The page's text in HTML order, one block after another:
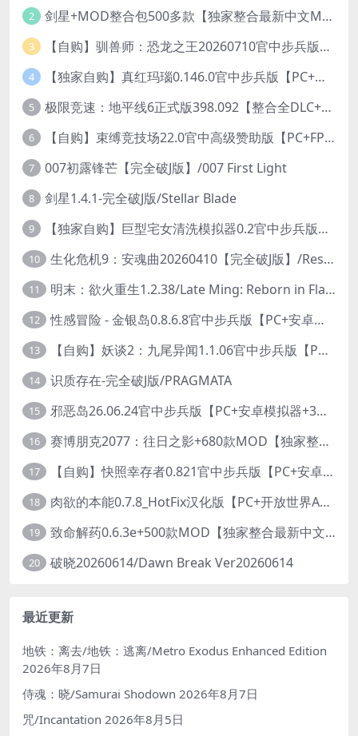
2 剑星+MOD整合包500多款【独家整合最新中文MOD管理器+可直连N网下载2000+MOD+集成CNS一键换肤】/Stellar Blade MOD Ver2026.5.18
3 【自购】驯兽师：恐龙之王20260710官中步兵版+全DLC【PC+安卓模拟器+3D大型生存SLG/动作冒险】/Tamer: King of Dinosaurs【19.6G】
4 【独家自购】真红玛瑙0.146.0官中步兵版【PC+安卓模拟器+ACT神作+存档+作弊】/纯净的红玛瑙/Pure Onyx【3.14G】
5 极限竞速：地平线6正式版398.092【整合全DLC+614辆车存档】/Forza Horizon 6
6 【自购】束缚竞技场22.0官中高级赞助版【PC+FPS枪战射击/ACT动作/捏人/团队】/Bondage Arena Premium【43.7G】
7 007初露锋芒【完全破J版】/007 First Light
8 剑星1.4.1-完全破J版/Stellar Blade
9 【独家自购】巨型宅女清洗模拟器0.2官中步兵版【PC+安卓模拟器+3D互动SLG/开放世界/2026.6.6日新作】/巨人老婆清洗模拟器/Giant Waifu Wash Simulator【3G】
10 生化危机9：安魂曲20260410【完全破J版】/Resident Evil Requiem 9
11 明末：欲火重生1.2.38/Late Ming: Reborn in Flames
12 性感冒险 - 金银岛0.8.6.8官中步兵版【PC+安卓模拟器+3D生存冒险/开放世界/精品沙盒/扶她】/ Sensual Adventures - Treasure Island【9.3G】
13 【自购】妖谈2：九尾异闻1.1.06官中步兵版【PC+安卓模拟器+植物大战僵尸H版+塔防SLG】/Yokai Art 2- Tales of the Nine-Tails【4.13G】
14 识质存在-完全破J版/PRAGMATA
15 邪恶岛26.06.24官中步兵版【PC+安卓模拟器+3D大型生存/动作ACT/开放世界】/Wicked Island【7.53G】
16 赛博朋克2077：往日之影+680款MOD【独家整合最新中文MOD管理器+在线下载1.7万N网MOD】/Cyberpunk 2077 Ver2.31 MOD V2025.11.8
17 【自购】快照幸存者0.821官中步兵版【PC+安卓模拟器+肉鸽生存SLG/盗摄/偷拍】/Snapshot Survivor【643M】
18 肉欲的本能0.7.8_HotFix汉化版【PC+开放世界ACT/大作/UE5超高画质/扶她+超级存档】/Carnal Instinct【7.3G】
19 致命解药0.6.3e+500款MOD【独家整合最新中文MOD管理器+在线下载N网全部MOD】/The Killing Antidote Ver0.6.3e MOD Ver2026.3.12
20 破晓20260614/Dawn Break Ver20260614
最近更新
地铁：离去/地铁：逃离/Metro Exodus Enhanced Edition
2026年8月7日
侍魂：晓/Samurai Shodown 2026年8月7日
咒/Incantation 2026年8月5日